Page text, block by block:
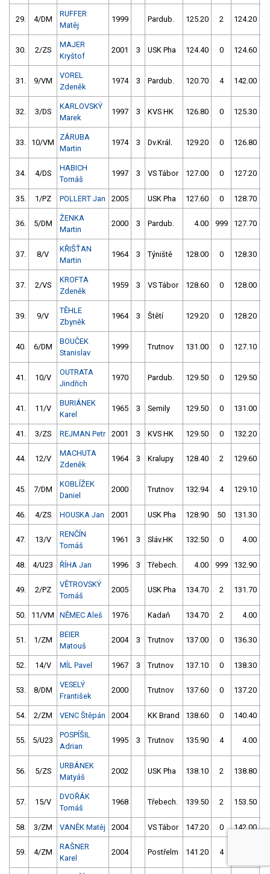
29. 4/DM
RUFFER
Matěj
1999 Pardub. 125.20 2 124.20
30. 2/ZS
MAJER
Kryštof
2001 3 USK Pha 124.40 0 124.60
31. 9/VM
VOREL
Zdeněk
1974 3 Pardub. 120.70 4 142.00
32. 3/DS
KARLOVSKÝ
Marek
1997 3 KVS HK 126.80 0 125.30
33. 10/VM
ZÁRUBA
Martin
1974 3 Dv.Král. 129.20 0 126.80
34. 4/DS
HABICH
Tomáš
1997 3 VS Tábor 127.00 0 127.20
35. 1/PZ POLLERT Jan 2005 USK Pha 127.60 0 128.70
36. 5/DM
ŽENKA
Martin
2000 3 Pardub. 4.00 999 127.70
37. 8/V
KŘIŠŤAN
Martin
1964 3 Týniště 128.00 0 128.30
37. 2/VS
KROFTA
Zdeněk
1959 3 VS Tábor 128.60 0 128.00
39. 9/V
TĚHLE
Zbyněk
1964 3 Štětí 129.20 0 128.20
40. 6/DM
BOUČEK
Stanislav
1999 Trutnov 131.00 0 127.10
41. 10/V
OUTRATA
Jindřich
1970 Pardub. 129.50 0 129.50
41. 11/V
BURIÁNEK
Karel
1965 3 Semily 129.50 0 131.00
41. 3/ZS REJMAN Petr 2001 3 KVS HK 129.50 0 132.20
44. 12/V
MACHUTA
Zdeněk
1964 3 Kralupy 128.40 2 129.60
45. 7/DM
KOBLÍŽEK
Daniel
2000 Trutnov 132.94 4 129.10
46. 4/ZS HOUSKA Jan 2001 USK Pha 128.90 50 131.30
47. 13/V
RENČÍN
Tomáš
1961 3 Sláv.HK 132.50 0 4.00
48. 4/U23 ŘÍHA Jan 1996 3 Třebech. 4.00 999 132.90
49. 2/PZ
VĚTROVSKÝ
Tomáš
2005 USK Pha 134.70 2 131.70
50. 11/VM NĚMEC Aleš 1976 Kadaň 134.70 2 4.00
51. 1/ZM
BEIER
Matouš
2004 3 Trutnov 137.00 0 136.30
52. 14/V MÍL Pavel 1967 3 Trutnov 137.10 0 138.30
53. 8/DM
VESELÝ
František
2000 Trutnov 137.60 0 137.20
54. 2/ZM VENC Štěpán 2004 KK Brand 138.60 0 140.40
55. 5/U23
POSPÍŠIL
Adrian
1995 3 Trutnov 135.90 4 4.00
56. 5/ZS
URBÁNEK
Matyáš
2002 USK Pha 138.10 2 138.80
57. 15/V
DVOŘÁK
Tomáš
1968 Třebech. 139.50 2 153.50
58. 3/ZM VANĚK Matěj 2004 VS Tábor 147.20 0 142.00
59. 4/ZM
RAŠNER
Karel
2004 Postřelm 141.20 4